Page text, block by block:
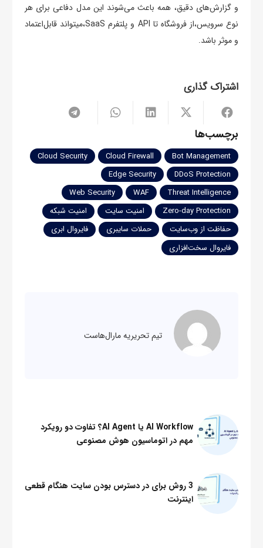
و گزارش‌های دقیق، همه باعث می‌شوند این مدل دفاعی برای هر
نوع سرویس،از فروشگاه تا API و پلتفرم SaaS،میتواند قابل‌اعتماد
و موثر باشد.
اشتراک گذاری
برچسب‌ها
Bot Management
Cloud Firewall
Cloud Security
DDoS Protection
Edge Security
Threat Intelligence
WAF
Web Security
Zero-day Protection
امنیت سایت
امنیت شبکه
حفاظت از وب‌سایت
حملات سایبری
فایروال ابری
فایروال سخت‌افزاری
تیم تحریریه مارال‌هاست
AI Workflow یا AI Agent؟ تفاوت دو رویکرد
مهم در اتوماسیون هوش مصنوعی
3 روش برای در دسترس بودن سایت هنگام قطعی
اینترنت